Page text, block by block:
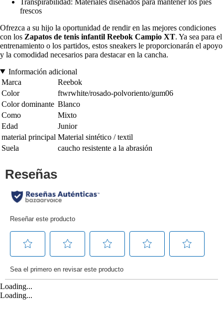
frescos
Ofrezca a su hijo la oportunidad de rendir en las mejores condiciones
con los Zapatos de tenis infantil Reebok Campio XT. Ya sea para el
entrenamiento o los partidos, estos sneakers le proporcionarán el apoyo
y la comodidad necesarios para destacar en la cancha.
Información adicional
Marca
Reebok
Color
ftwrwhite/rosado-polvoriento/gum06
Color dominante Blanco
Como
Mixto
Edad
Junior
material principal Material sintético / textil
Suela
caucho resistente a la abrasión
Loading...
Loading...